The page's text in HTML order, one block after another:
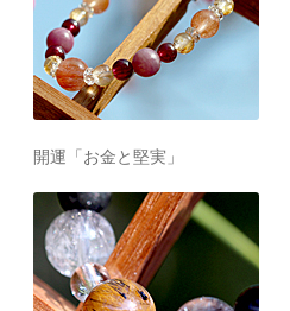
開運「お金と堅実」